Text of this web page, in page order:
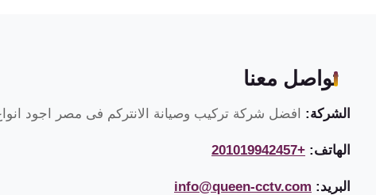
تواصل معنا
الشركة: افضل شركة تركيب وصيانة الانتركم فى مصر اجود
الهاتف: +201019942457
البريد: info@queen-cctv.com